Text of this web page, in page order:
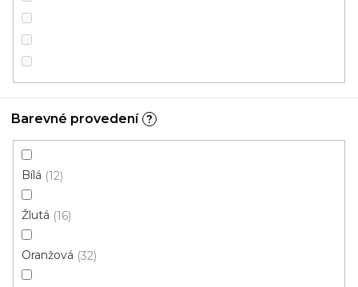
Modrá
bytu/domu
Instituce aj.
ZAVŘÍT FILTR
Barevné provedení ?
Bílá 12
Žlutá 16
Oranžová 32